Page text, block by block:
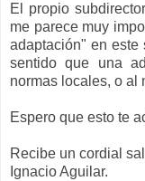
El propio
me parece muy
adaptación" en este
sentido que una
normas locales, o al
Espero que esto te
Recibe un cordial
Ignacio Aguilar.